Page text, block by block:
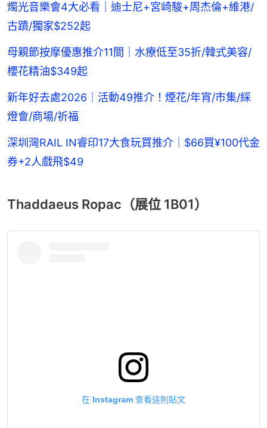
燭光音樂會4大必看｜迪士尼+宮崎駿+周杰倫+維港/
古蹟/獨家$252起
母親節按摩優惠推介11間｜水療低至35折/韓式美容/
櫻花精油$349起
新年好去處2026｜活動49推介！煙花/年宵/市集/綵
燈會/商場/祈福
深圳灣RAIL IN睿印17大食玩買推介｜$66買¥100代金
券+2人戲飛$49
Thaddaeus Ropac（展位 1B01）
在 Instagram 查看這則貼文